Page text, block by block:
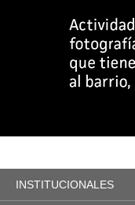
INSTITUCIONALES